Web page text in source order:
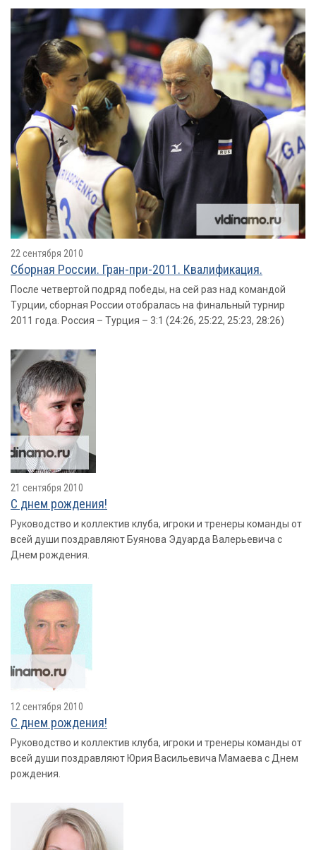
22 сентября 2010
Сборная России. Гран-при-2011. Квалификация.
После четвертой подряд победы, на сей раз над командой
Турции, сборная России отобралась на финальный турнир
2011 года. Россия – Турция – 3:1 (24:26, 25:22, 25:23, 28:26)
21 сентября 2010
С днем рождения!
Руководство и коллектив клуба, игроки и тренеры команды от
всей души поздравляют Буянова Эдуарда Валерьевича с
Днем рождения.
12 сентября 2010
С днем рождения!
Руководство и коллектив клуба, игроки и тренеры команды от
всей души поздравляют Юрия Васильевича Мамаева с Днем
рождения.